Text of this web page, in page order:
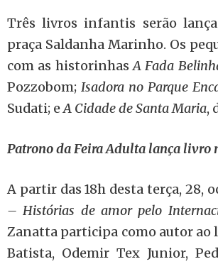
Três livros infantis serão
praça Saldanha Marinho. Os
com as historinhasA Fada
Pozzobom; Isadora no Parque
Sudati; eA Cidade de Santa Maria,
Patrono da Feira Adulta lança livro
A partir das 18h desta terça, 28,
– Histórias de amor pelo
Zanatta participa como autor ao
Batista, Odemir Tex Junior,